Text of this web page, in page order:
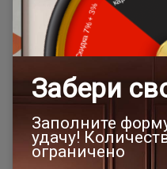
Подробная информация о
Товар
500x1900
Двери модерн
Стильные
600x2000 700x1900